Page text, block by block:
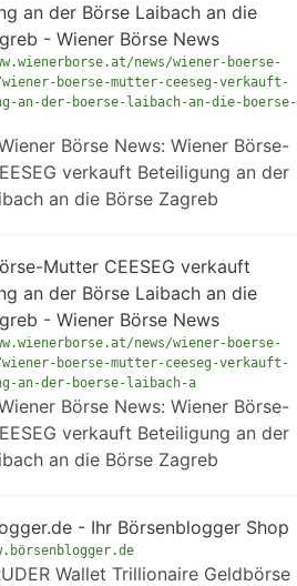
an der Börse Laibach an die
- Wiener Börse News
news/wiener-boerse-
wiener-boerse-mutter-ceeseg-verkauft-
an-der-boerse-laibach-an-die-boerse-
Börse News: Wiener Börse-
verkauft Beteiligung an der
an die Börse Zagreb
Mutter CEESEG verkauft
an der Börse Laibach an die
- Wiener Börse News
news/wiener-boerse-
wiener-boerse-mutter-ceeseg-verkauft-
an-der-boerse-laibach-a
Börse News: Wiener Börse-
verkauft Beteiligung an der
an die Börse Zagreb
- Ihr Börsenblogger Shop
Wallet Trillionaire Geldbörse